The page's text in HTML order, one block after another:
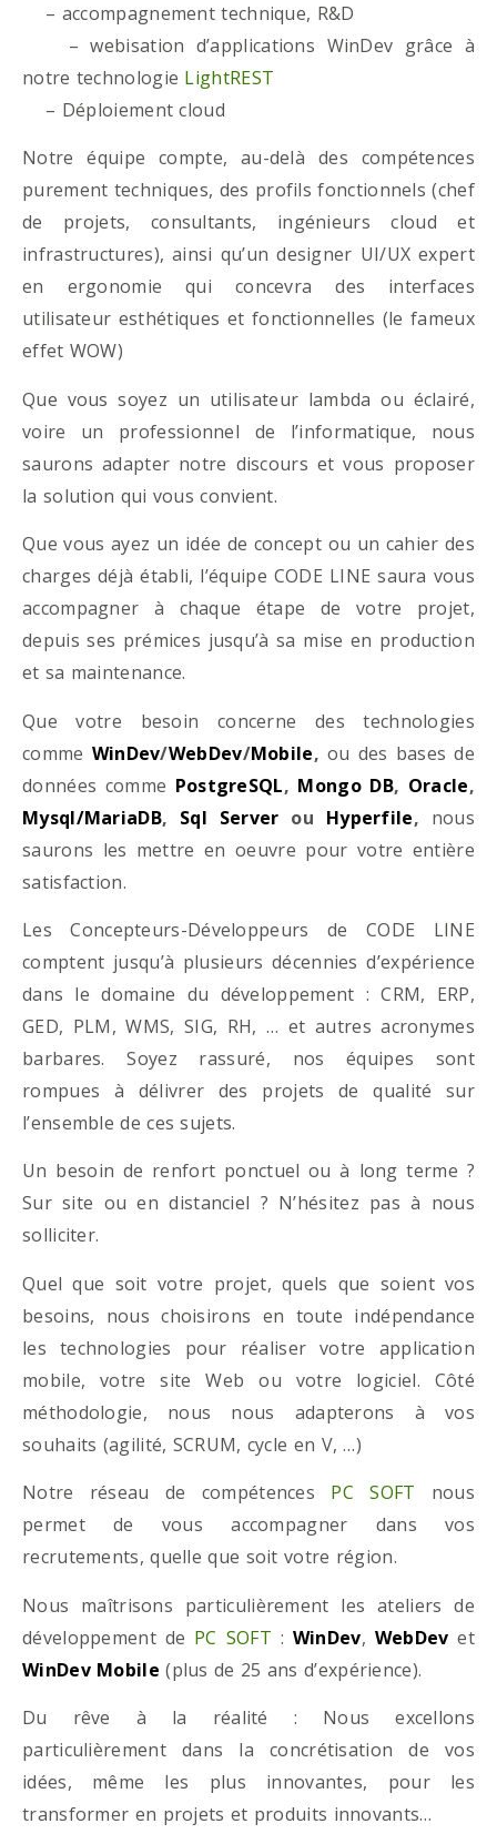
– accompagnement technique, R&D
– webisation d’applications WinDev grâce à
notre technologie LightREST
– Déploiement cloud
Notre équipe compte, au-delà des compétences
purement techniques, des profils fonctionnels (chef
de projets, consultants, ingénieurs cloud et
infrastructures), ainsi qu’un designer UI/UX expert
en ergonomie qui concevra des interfaces
utilisateur esthétiques et fonctionnelles (le fameux
effet WOW)
Que vous soyez un utilisateur lambda ou éclairé,
voire un professionnel de l’informatique, nous
saurons adapter notre discours et vous proposer
la solution qui vous convient.
Que vous ayez un idée de concept ou un cahier des
charges déjà établi, l’équipe CODE LINE saura vous
accompagner à chaque étape de votre projet,
depuis ses prémices jusqu’à sa mise en production
et sa maintenance.
Que votre besoin concerne des technologies
comme WinDev/WebDev/Mobile, ou des bases de
données comme PostgreSQL, Mongo DB, Oracle,
Mysql/MariaDB, Sql Server ou Hyperfile, nous
saurons les mettre en oeuvre pour votre entière
satisfaction.
Les Concepteurs-Développeurs de CODE LINE
comptent jusqu’à plusieurs décennies d’expérience
dans le domaine du développement : CRM, ERP,
GED, PLM, WMS, SIG, RH, … et autres acronymes
barbares. Soyez rassuré, nos équipes sont
rompues à délivrer des projets de qualité sur
l’ensemble de ces sujets.
Un besoin de renfort ponctuel ou à long terme ?
Sur site ou en distanciel ? N’hésitez pas à nous
solliciter.
Quel que soit votre projet, quels que soient vos
besoins, nous choisirons en toute indépendance
les technologies pour réaliser votre application
mobile, votre site Web ou votre logiciel. Côté
méthodologie, nous nous adapterons à vos
souhaits (agilité, SCRUM, cycle en V, …)
Notre réseau de compétences PC SOFT nous
permet de vous accompagner dans vos
recrutements, quelle que soit votre région.
Nous maîtrisons particulièrement les ateliers de
développement de PC SOFT : WinDev, WebDev et
WinDev Mobile (plus de 25 ans d’expérience).
Du rêve à la réalité : Nous excellons
particulièrement dans la concrétisation de vos
idées, même les plus innovantes, pour les
transformer en projets et produits innovants…